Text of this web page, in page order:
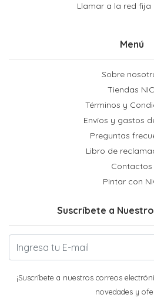
Llamar a la red fija
Menú
Sobre
Tiendas
Términos y
Envíos y gastos
Preguntas
Libro de
Contactos
Pintar con
Suscríbete a
¡Suscríbete a nuestros correos
novedades y